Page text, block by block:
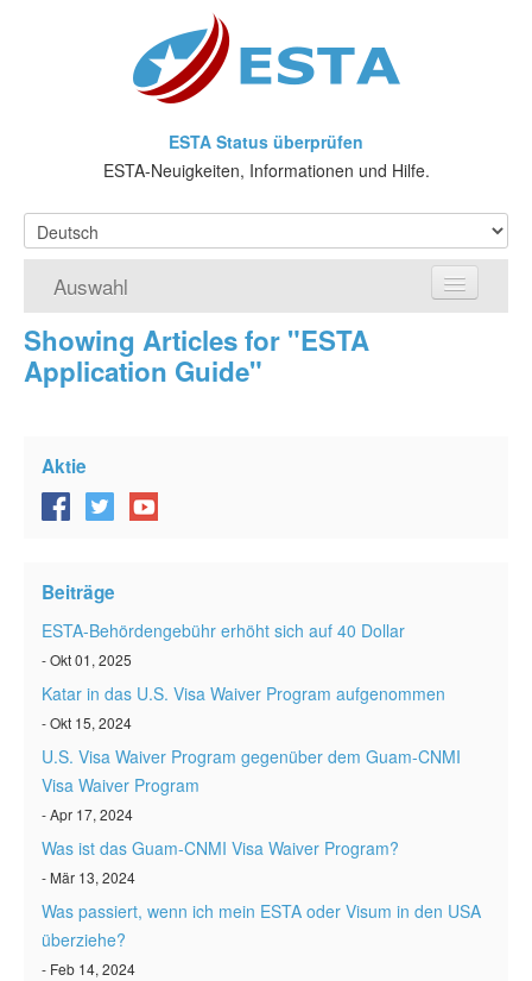
ESTA Status überprüfen
ESTA-Neuigkeiten, Informationen und Hilfe.
Auswahl
Home
VWP
ESTA Artikel
Kontakt
Showing Articles for "ESTA
Application Guide"
Aktie
Beiträge
ESTA-Behördengebühr erhöht sich auf 40 Dollar
- Okt 01, 2025
Katar in das U.S. Visa Waiver Program aufgenommen
- Okt 15, 2024
U.S. Visa Waiver Program gegenüber dem Guam-CNMI
Visa Waiver Program
- Apr 17, 2024
Was ist das Guam-CNMI Visa Waiver Program?
- Mär 13, 2024
Was passiert, wenn ich mein ESTA oder Visum in den USA
überziehe?
- Feb 14, 2024